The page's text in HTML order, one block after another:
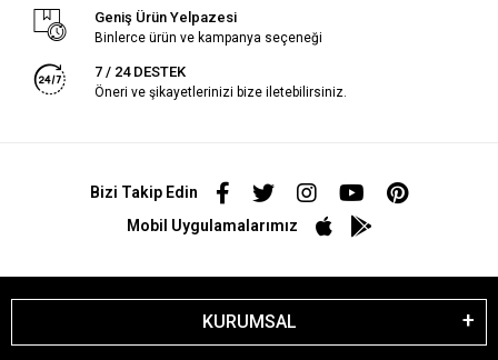
Geniş Ürün Yelpazesi
Binlerce ürün ve kampanya seçeneği
7 / 24 DESTEK
Öneri ve şikayetlerinizi bize iletebilirsiniz.
Bizi Takip Edin
Mobil Uygulamalarımız
KURUMSAL